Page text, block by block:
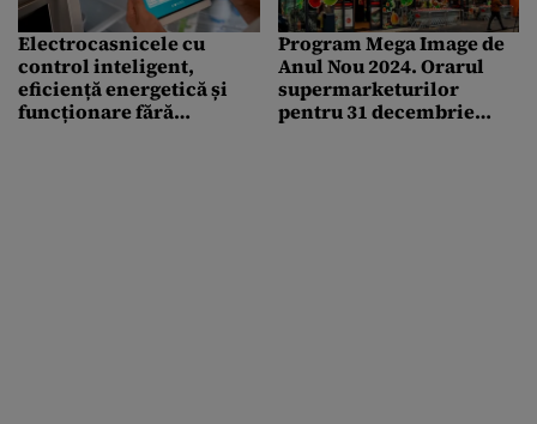
Electrocasnicele cu
control inteligent,
eficiență energetică și
funcționare fără
Program Mega Image de
Anul Nou 2024. Orarul
supermarketurilor
pentru 31 decembrie